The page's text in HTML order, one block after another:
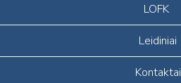
LOFK
Leidiniai
Kontaktai